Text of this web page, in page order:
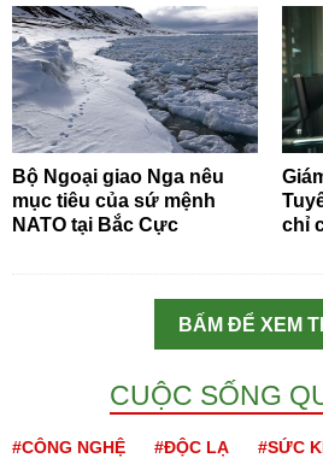
Bộ Ngoại giao Nga nêu
mục tiêu của sứ mệnh
NATO tại Bắc Cực
chỉ
BẤM ĐỂ XEM
CUỘC SỐNG
#CÔNG NGHỆ #ĐỘC LẠ #SỨC